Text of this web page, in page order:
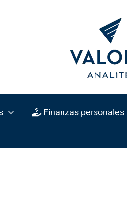
Finanzas personales